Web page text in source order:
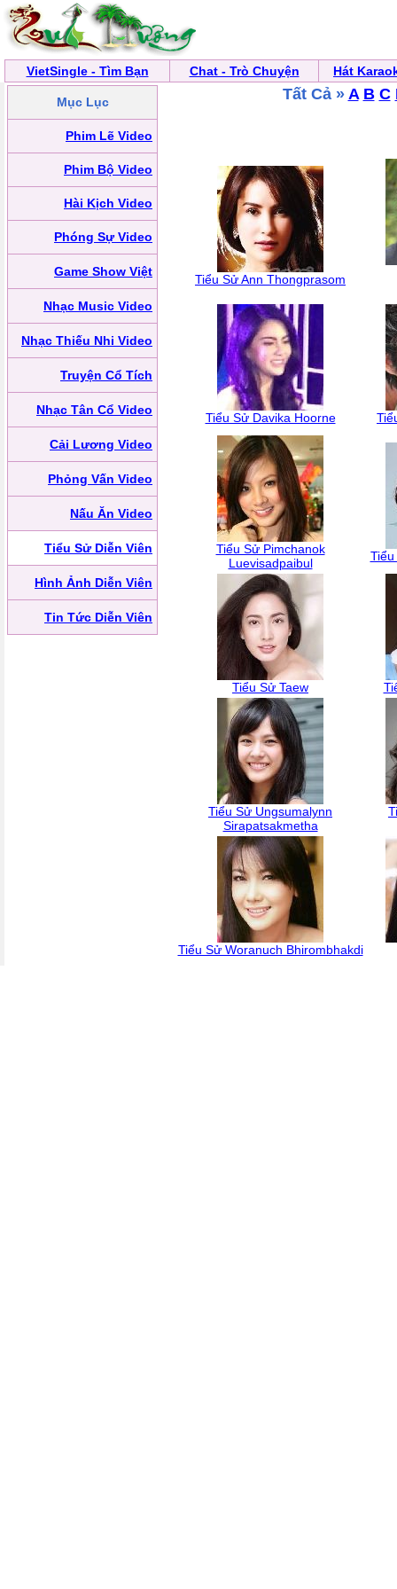
VietSingle - Tìm Bạn Chat - Trò Chuyện Hát
Mục Lục
Phim Lẽ Video
Phim Bộ Video
Hài Kịch Video
Phóng Sự Video
Game Show Việt
Nhạc Music Video
Nhạc Thiếu Nhi Video
Truyện Cổ Tích
Nhạc Tân Cổ Video
Cải Lương Video
Phỏng Vấn Video
Nấu Ăn Video
Tiểu Sử Diễn Viên
Hình Ảnh Diễn Viên
Tin Tức Diễn Viên
Tất Cả » A B C
Tiểu Sử Ann Thongprasom
Tiểu Sử Davika Hoorne
Tiểu Sử Pimchanok
Luevisadpaibul
Tiểu Sử Taew
Tiểu Sử Ungsumalynn
Sirapatsakmetha
Tiểu Sử Woranuch Bhirombhakdi